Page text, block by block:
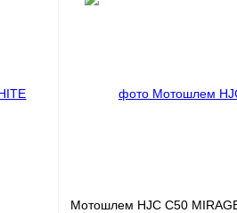
Мотошлем HJC C50